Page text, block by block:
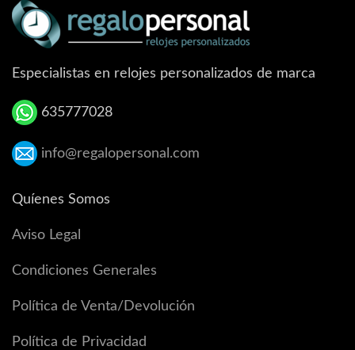
Especialistas en relojes personalizados de marca
635777028
info@regalopersonal.com
Quíenes Somos
Aviso Legal
Condiciones Generales
Política de Venta/Devolución
Política de Privacidad